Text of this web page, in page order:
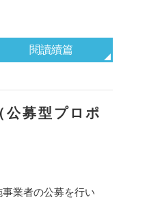
閱讀續篇
募型プロポ
業者の公募を行い